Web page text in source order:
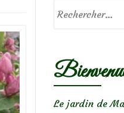
Le jardin de